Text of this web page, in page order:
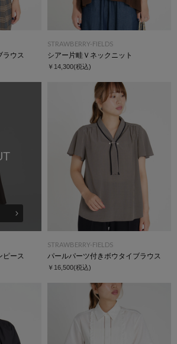
ラウス
STRAWBERRY-FIELDS
シアー片畦Ｖネックニット
￥14,300(税込)
ピース
STRAWBERRY-FIELDS
パールパーツ付きボウタイブラウス
￥16,500(税込)